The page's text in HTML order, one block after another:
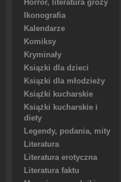
Horror, literatura grozy
Ikonografia
Kalendarze
Komiksy
Kryminały
Ksiązki dla dzieci
Ksiązki dla młodzieży
Książki kucharskie
Książki kucharskie i
diety
Legendy, podania, mity
Literatura
Literatura erotyczna
Literatura faktu